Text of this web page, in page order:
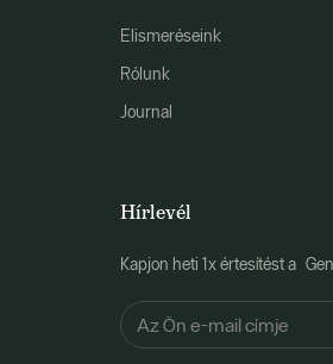
Elismeréseink
Rólunk
Journal
Hírlevél
Kapjon heti 1x értesítést a